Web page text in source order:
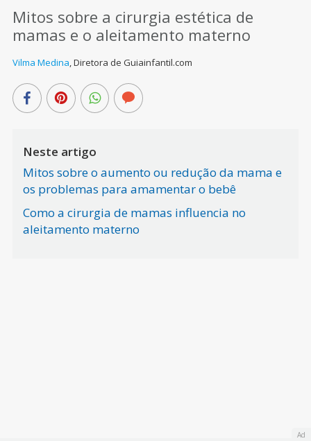
Mitos sobre a cirurgia estética de
mamas e o aleitamento materno
Vilma Medina,Diretora de Guiainfantil.com
Neste artigo
Mitos sobre o aumento ou redução da mama e
os problemas para amamentar o bebê
Como a cirurgia de mamas influencia no
aleitamento materno
Ad